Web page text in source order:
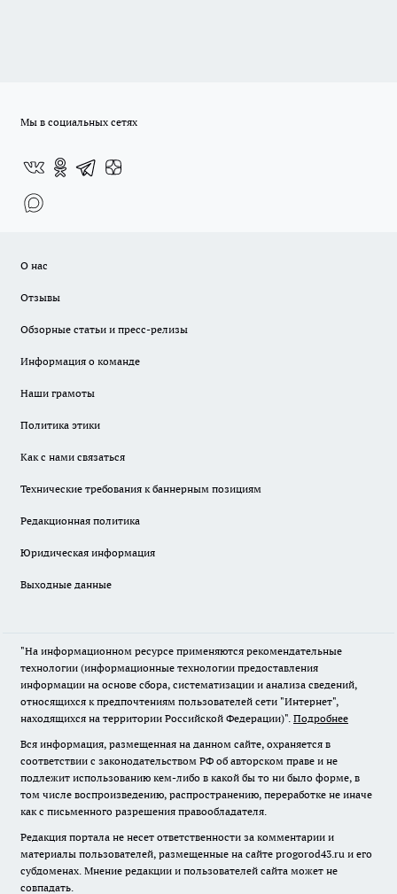
Мы в социальных сетях
О нас
Отзывы
Обзорные статьи и пресс-релизы
Информация о команде
Наши грамоты
Политика этики
Как с нами связаться
Технические требования к баннерным позициям
Редакционная политика
Юридическая информация
Выходные данные
"На информационном ресурсе применяются рекомендательные
технологии (информационные технологии предоставления
информации на основе сбора, систематизации и анализа сведений,
относящихся к предпочтениям пользователей сети "Интернет",
находящихся на территории Российской Федерации)". Подробнее
Вся информация, размещенная на данном сайте, охраняется в
соответствии с законодательством РФ об авторском праве и не
подлежит использованию кем-либо в какой бы то ни было форме, в
том числе воспроизведению, распространению, переработке не иначе
как с письменного разрешения правообладателя.
Редакция портала не несет ответственности за комментарии и
материалы пользователей, размещенные на сайте progorod43.ru и его
субдоменах. Мнение редакции и пользователей сайта может не
совпадать.